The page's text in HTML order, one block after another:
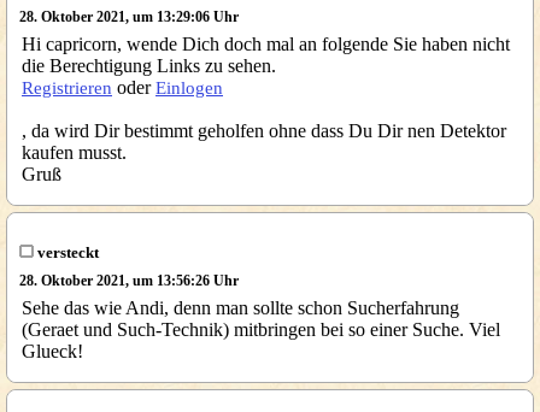
28. Oktober 2021, um 13:29:06 Uhr
Hi capricorn, wende Dich doch mal an folgende Sie haben nicht
die Berechtigung Links zu sehen.
Registrieren oderEinlogen
, da wird Dir bestimmt geholfen ohne dass Du Dir nen Detektor
kaufen musst.
Gruß
versteckt
28. Oktober 2021, um 13:56:26 Uhr
Sehe das wie Andi, denn man sollte schon Sucherfahrung
(Geraet und Such-Technik) mitbringen bei so einer Suche. Viel
Glueck!